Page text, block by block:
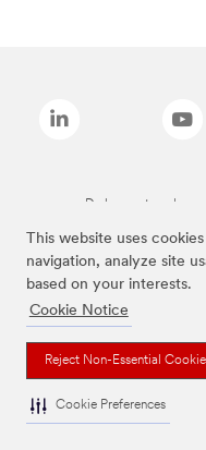
This website uses
navigation, analyze site
based on your interests.
Cookie Notice
Reject Non-Essential
Cookie Preferences
De bovenstaande